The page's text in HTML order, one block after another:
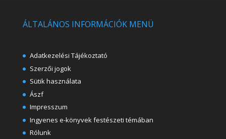
ÁLTALÁNOS INFORMÁCIÓK MENÜ
Adatkezelési Tájékoztató
Szerzői jogok
Sütik használata
Ászf
Impresszum
Ingyenes e-könyvek festészeti témában
Rólunk